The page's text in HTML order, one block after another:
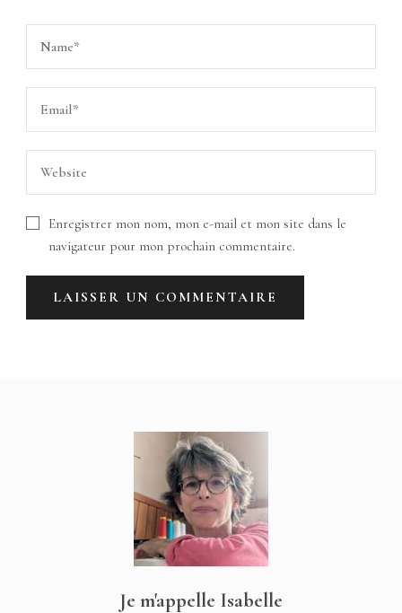
Enregistrer mon nom, mon e-mail et mon site dans le
navigateur pour mon prochain commentaire.
Je m'appelle Isabelle